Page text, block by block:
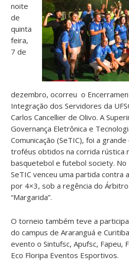
noite
de
quinta
feira,
7 de
dezembro, ocorreu o
Integração dos Servidores da
Carlos Cancellier de Olivo. A
Governança Eletrônica e
Comunicação (SeTIC), foi a
troféus obtidos na corrida rústica
basquetebol e futebol society. No
SeTIC venceu uma partida contra
por 4×3, sob a regência do
“Margarida”.
O torneio também teve a
do campus de Araranguá e
evento o Sintufsc, Apufsc, Fapeu,
Eco Floripa Eventos Esportivos.